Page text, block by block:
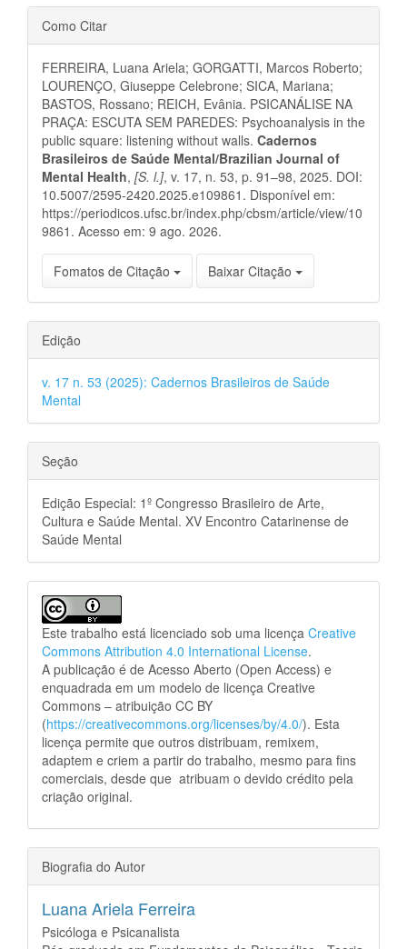
Detalhes
do
artigo
Como Citar
FERREIRA, Luana Ariela; GORGATTI, Marcos Roberto;
LOURENÇO, Giuseppe Celebrone; SICA, Mariana;
BASTOS, Rossano; REICH, Evânia. PSICANÁLISE NA
PRAÇA: ESCUTA SEM PAREDES: Psychoanalysis in the
public square: listening without walls. Cadernos
Brasileiros de Saúde Mental/Brazilian Journal of
Mental Health, [S. l.], v. 17, n. 53, p. 91–98, 2025. DOI:
10.5007/2595-2420.2025.e109861. Disponível em:
https://periodicos.ufsc.br/index.php/cbsm/article/view/10
9861. Acesso em: 9 ago. 2026.
Fomatos de Citação Baixar Citação
Edição
v. 17 n. 53 (2025): Cadernos Brasileiros de Saúde
Mental
Seção
Edição Especial: 1º Congresso Brasileiro de Arte,
Cultura e Saúde Mental. XV Encontro Catarinense de
Saúde Mental
Este trabalho está licenciado sob uma licença Creative
Commons Attribution 4.0 International License.
A publicação é de Acesso Aberto (Open Access) e
enquadrada em um modelo de licença Creative
Commons – atribuição CC BY
(https://creativecommons.org/licenses/by/4.0/). Esta
licença permite que outros distribuam, remixem,
adaptem e criem a partir do trabalho, mesmo para fins
comerciais, desde que atribuam o devido crédito pela
criação original.
Biografia do Autor
Luana Ariela Ferreira
Psicóloga e Psicanalista